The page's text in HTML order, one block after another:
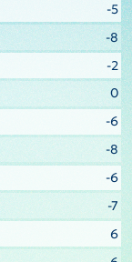
-5
-8
-2
0
-6
-8
-6
-7
6